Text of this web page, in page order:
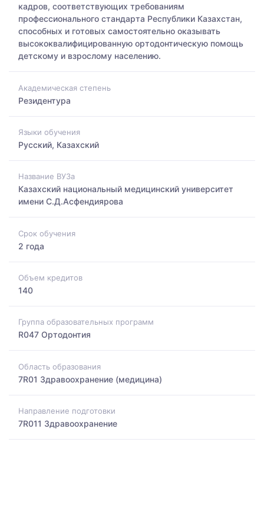
кадров, соответствующих требованиям
профессионального стандарта Республики Казахстан,
способных и готовых самостоятельно оказывать
высококвалифицированную ортодонтическую помощь
детскому и взрослому населению.
Академическая степень
Резидентура
Языки обучения
Русский, Казахский
Название ВУЗа
Казахский национальный медицинский университет
имени С.Д.Асфендиярова
Срок обучения
2 года
Объем кредитов
140
Группа образовательных программ
R047 Ортодонтия
Область образования
7R01 Здравоохранение (медицина)
Направление подготовки
7R011 Здравоохранение